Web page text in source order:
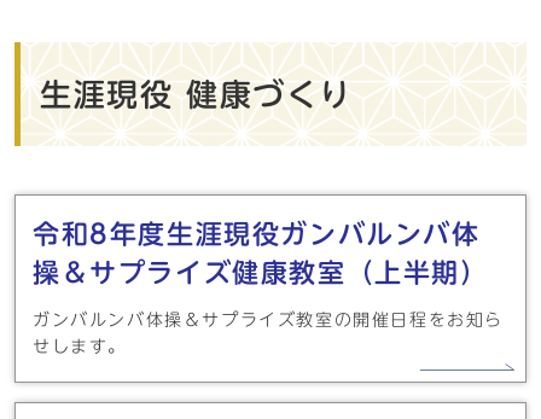
生涯現役 健康づくり
メインメニュー
令和8年度生涯現役ガンバルンバ体
操＆サプライズ健康教室（上半期）
ガンバルンバ体操＆サプライズ教室の開催日程をお知ら
せします。